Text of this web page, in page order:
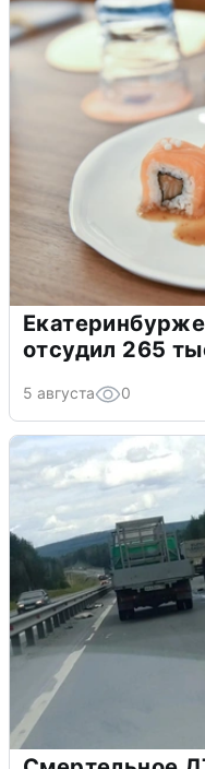
отсудил 265
5 августа 0